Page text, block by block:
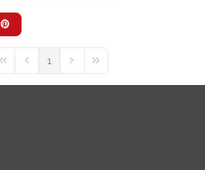
First PagePrevious Page
1
Next PageLast Page